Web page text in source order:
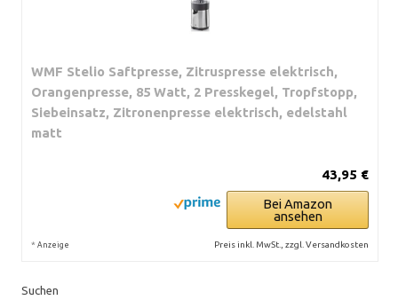
WMF Stelio Saftpresse, Zitruspresse elektrisch,
Orangenpresse, 85 Watt, 2 Presskegel, Tropfstopp,
Siebeinsatz, Zitronenpresse elektrisch, edelstahl
matt
43,95 €
Bei Amazon
ansehen
* Anzeige Preis inkl. MwSt., zzgl. Versandkosten
Suchen